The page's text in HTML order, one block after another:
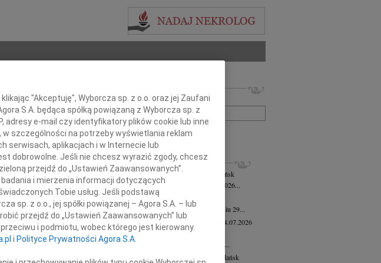
Imię i nazwisko lub numer ogłoszenia:
+ szukanie zaawansowane
INNE NEKROLOGI
Lubomira Bożyk wiek: 102 04.08.2026
Gdańsk
Z żalem zawiadamiamy, że w dniu 25 lipca 2026...
Henryk Klocek 28.07.2026
Z wielkim smutkiem zawiadamiamy, że w dniu 29...
Jadwiga Semmerling-Owczarska
24.07.2026
Gdańsk
Z głębokim żalem zawiadamiamy, że dnia 20...
Andrzej Krupowicz wiek: 87 16.07.2026
Gdańsk
"Akceptuję", Wyborcza sp. z o.o. oraz jej Zaufani
S.A. będąca spółką powiązaną z Wyborcza sp. z
adresy e-mail czy identyfikatory plików cookie lub inne
szczególności na potrzeby wyświetlania reklam
serwisach, aplikacjach i w Internecie lub
dobrowolne. Jeśli nie chcesz wyrazić zgody, chcesz
przejdź do „Ustawień Zaawansowanych”.
i mierzenia informacji dotyczących
Tobie usług. Jeśli podstawą
sp. z o.o., jej spółki powiązanej – Agora S.A. – lub
przejdź do „Ustawień Zaawansowanych” lub
i podmiotu, wobec którego jest kierowany.
i Polityce Prywatności Agora S.A.